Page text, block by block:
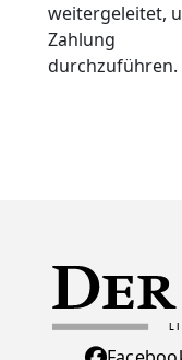
weitergeleitet,
Zahlung
durchzuführen.